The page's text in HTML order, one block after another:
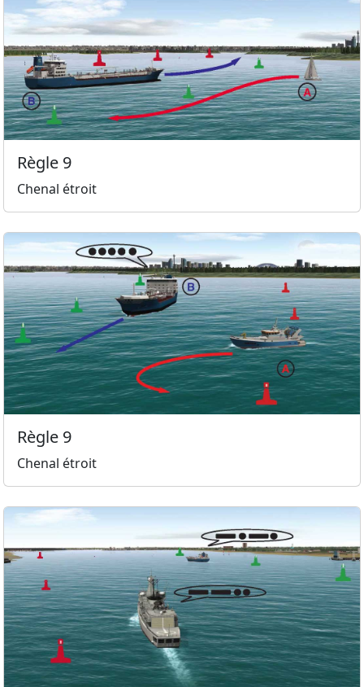
Règle 9
Chenal étroit
Règle 9
Chenal étroit